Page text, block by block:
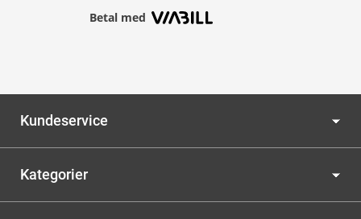
Betal med
Kundeservice
Kategorier